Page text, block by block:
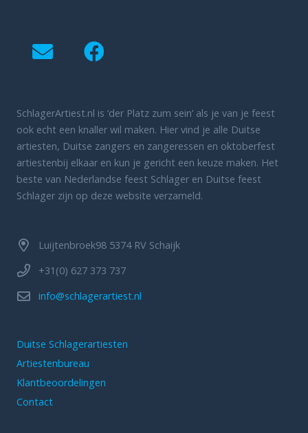
SchlagerArtiest.nl is ‘der Platz zum sein’ als je van je feest
ook echt een knaller wil maken. Hier vind je alle Duitse
artiesten, Duitse zangers en zangeressen en oktoberfest
artiestenbij elkaar en kun je gericht een keuze maken. Het
beste van Nederlandse feest Schlager en Duitse feest
Schlager zijn op deze website verzameld.
Luijtenbroek98 5374 RV Schaijk
+31(0) 627 373 737
info@schlagerartiest.nl
Duitse Schlagerartiesten
Artiestenbureau
Klantbeoordelingen
Contact